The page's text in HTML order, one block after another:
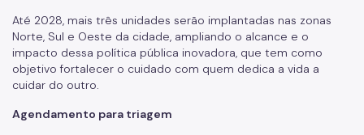
Até 2028, mais três unidades serão implantadas nas zonas
Norte, Sul e Oeste da cidade, ampliando o alcance e o
impacto dessa política pública inovadora, que tem como
objetivo fortalecer o cuidado com quem dedica a vida a
cuidar do outro.
Agendamento para triagem